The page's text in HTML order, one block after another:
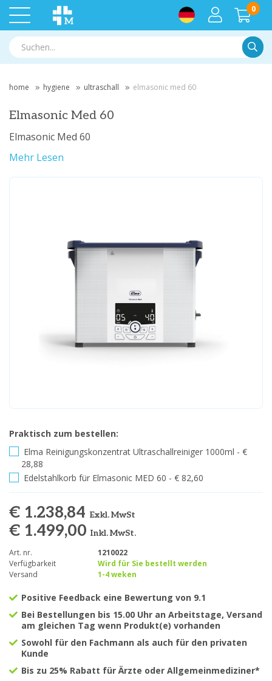
0
home hygiene ultraschall elmasonic med 60
Elmasonic Med 60
Elmasonic Med 60
Mehr Lesen
Praktisch zum bestellen:
Elma Reinigungskonzentrat Ultraschallreiniger 1000ml - €
28,88
Edelstahlkorb für Elmasonic MED 60 - € 82,60
€ 1.238,84 Exkl. MwSt
€ 1.499,00 Inkl. MwSt.
Art. nr.
1210022
Verfügbarkeit
Wird für Sie bestellt werden
Versand
1-4 weken
Positive Feedback eine Bewertung von 9.1
Bei Bestellungen bis 15.00 Uhr an Arbeitstage, Versand
am gleichen Tag wenn Produkt(e) vorhanden
Sowohl für den Fachmann als auch für den privaten
Kunde
Bis zu 25% Rabatt für Ärzte oder Allgemeinmediziner*